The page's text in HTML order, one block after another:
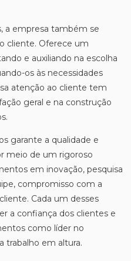
a empresa também se
cliente. Oferece um
e auxiliando na escolha
os às necessidades
atenção ao cliente tem
geral e na construção
garante a qualidade e
meio de um rigoroso
em inovação, pesquisa
compromisso com a
Cada um desses
a confiança dos clientes e
como líder no
trabalho em altura.